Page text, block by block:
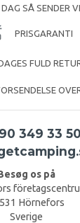
SÅ SENDER
PRISGARANTI
FULD
349 33 50
os på
Hörnefors
Sverige